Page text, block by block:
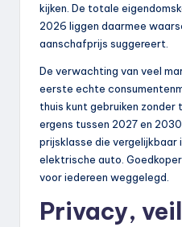
kijken. De totale
2026 liggen daarmee
aanschafprijs suggereert.
De verwachting van veel
eerste echte
thuis kunt gebruiken
ergens tussen 2027 en
prijsklasse die vergelijkbaar
elektrische auto.
voor iedereen weggelegd.
Privacy,